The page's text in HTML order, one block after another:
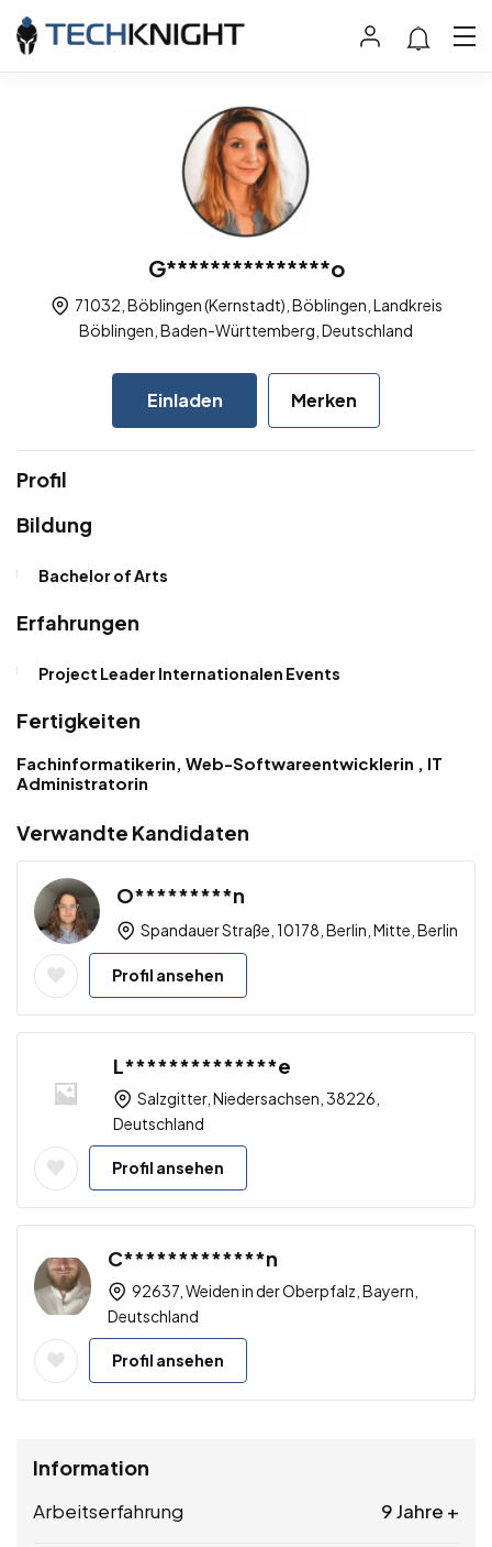
G***************o
71032, Böblingen (Kernstadt), Böblingen, Landkreis
Böblingen, Baden-Württemberg, Deutschland
Einladen Merken
Profil
Bildung
Bachelor of Arts
Erfahrungen
Project Leader Internationalen Events
Fertigkeiten
Fachinformatikerin, Web-Softwareentwicklerin , IT
Administratorin
Verwandte Kandidaten
O*********n
Spandauer Straße, 10178, Berlin, Mitte, Berlin
Profil ansehen
L**************e
Salzgitter, Niedersachsen, 38226,
Deutschland
Profil ansehen
C*************n
92637, Weiden in der Oberpfalz, Bayern,
Deutschland
Profil ansehen
Information
Arbeitserfahrung 9 Jahre +